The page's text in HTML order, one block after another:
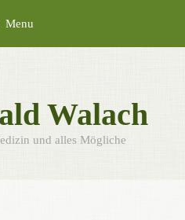
Menu
Walach
und alles Mögliche